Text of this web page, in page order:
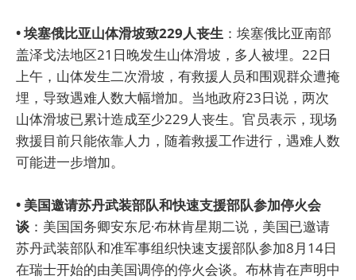
• 埃塞俄比亚山体滑坡致229人丧生 ：埃塞俄比亚南部
盖泽戈法地区21日晚发生山体滑坡，多人被埋。22日
上午，山体发生二次滑坡，有救援人员和围观群众遭掩
埋，导致遇难人数大幅增加。当地政府23日说，两次
山体滑坡已累计造成至少229人丧生。官员表示，现场
救援目前只能依靠人力，随着救援工作进行，遇难人数
可能进一步增加。
• 美国邀请苏丹武装部队和快速支援部队参加停火会
谈 ：美国国务卿安东尼·布林肯星期二说，美国已邀请
苏丹武装部队和准军事组织快速支援部队参加8月14日
在瑞士开始的由美国调停的停火会谈。布林肯在声明中